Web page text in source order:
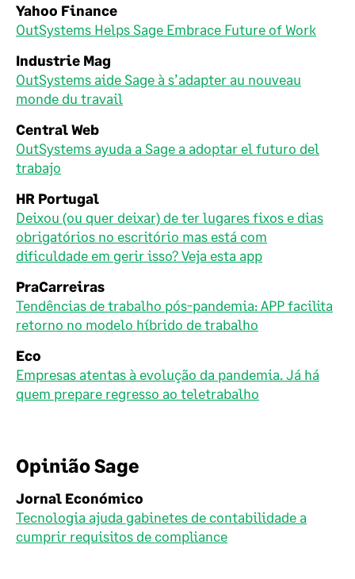
Yahoo Finance
OutSystems Helps Sage Embrace Future of Work
Industrie Mag
OutSystems aide Sage à s’adapter au nouveau
monde du travail
Central Web
OutSystems ayuda a Sage a adoptar el futuro del
trabajo
HR Portugal
Deixou (ou quer deixar) de ter lugares fixos e dias
obrigatórios no escritório mas está com
dificuldade em gerir isso? Veja esta app
PraCarreiras
Tendências de trabalho pós-pandemia: APP facilita
retorno no modelo híbrido de trabalho
Eco
Empresas atentas à evolução da pandemia. Já há
quem prepare regresso ao teletrabalho
Opinião Sage
Jornal Económico
Tecnologia ajuda gabinetes de contabilidade a
cumprir requisitos de compliance